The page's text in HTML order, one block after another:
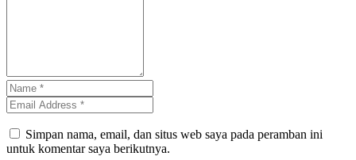
Simpan nama, email, dan situs web saya pada peramban ini
untuk komentar saya berikutnya.